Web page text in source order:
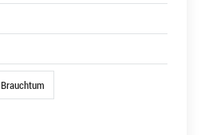
Brauchtum